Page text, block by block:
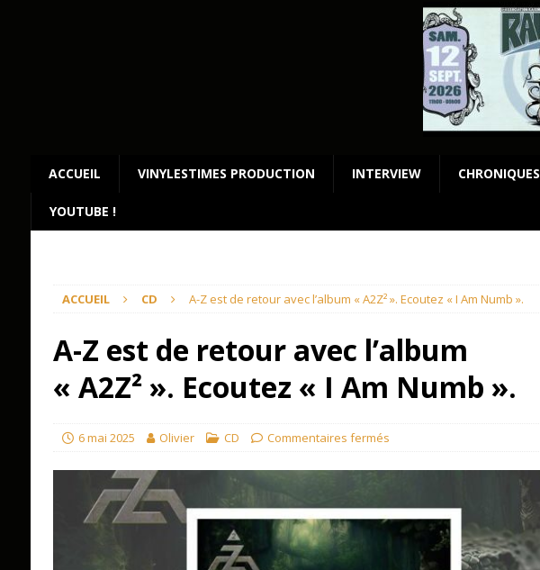
ACCUEIL VINYLESTIMES PRODUCTION INTERVIEW CHRONIQUES
YOUTUBE !
ACCUEIL CD A-Z est de retour avec l’album « A2Z² ». Ecoutez « I Am Numb ».
A-Z est de retour avec l’album
« A2Z² ». Ecoutez « I Am Numb ».
6 mai 2025 Olivier CD Commentaires fermés